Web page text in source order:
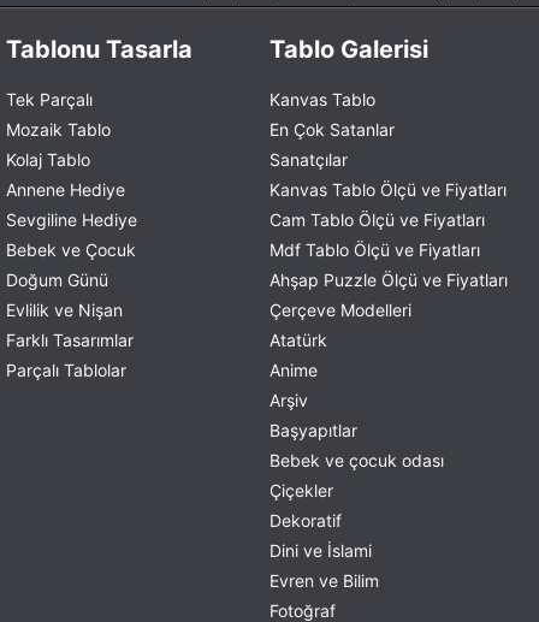
Tablonu Tasarla
Tek Parçalı
Mozaik Tablo
Kolaj Tablo
Annene Hediye
Sevgiline Hediye
Bebek ve Çocuk
Doğum Günü
Evlilik ve Nişan
Farklı Tasarımlar
Parçalı Tablolar
Tablo Galerisi
Kanvas Tablo
En Çok Satanlar
Sanatçılar
Kanvas Tablo Ölçü ve Fiyatları
Cam Tablo Ölçü ve Fiyatları
Mdf Tablo Ölçü ve Fiyatları
Ahşap Puzzle Ölçü ve Fiyatları
Çerçeve Modelleri
Atatürk
Anime
Arşiv
Başyapıtlar
Bebek ve çocuk odası
Çiçekler
Dekoratif
Dini ve İslami
Evren ve Bilim
Fotoğraf